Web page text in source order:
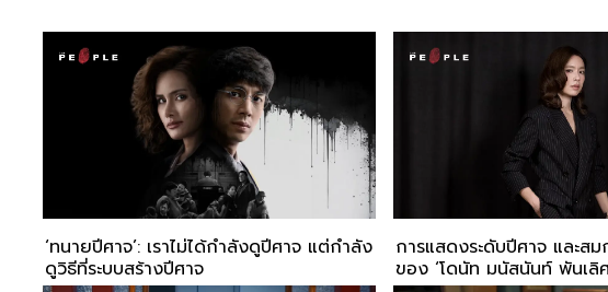
‘ทนายปีศาจ’: เราไม่ได้กำลังดูปีศาจ แต่กำลัง
ดูวิธีที่ระบบสร้างปีศาจ
การแสดงระดับปีศาจ และส
ของ ‘โดนัท มนัสนันท์ พันเลิ